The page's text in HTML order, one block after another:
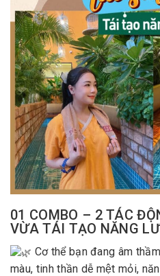
01 COMBO – 2 TÁC
VỪA TÁI TẠO NĂNG
Cơ thể bạn đang âm
màu, tinh thần dễ mệt mỏi,